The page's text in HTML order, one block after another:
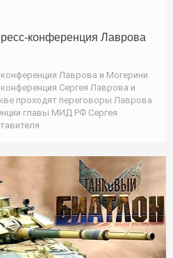
конференция Лаврова
Лаврова и Могерини
Сергея Лаврова и
проходят переговоры Лаврова
главы МИД РФ Сергея